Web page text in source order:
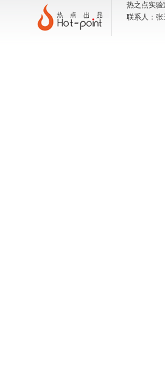
热之点实
联系人：张